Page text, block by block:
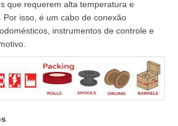
que requerem alta temperatura e
Por isso, é um cabo de conexão
instrumentos de controle e